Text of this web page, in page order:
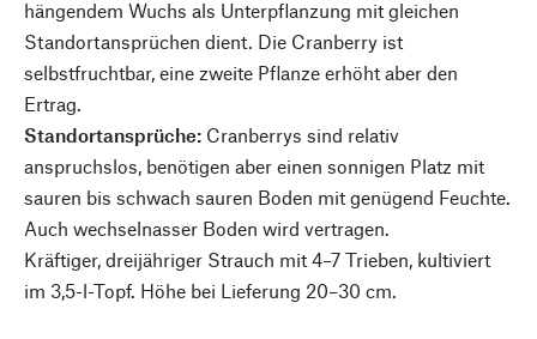
hängendem Wuchs als Unterpflanzung mit gleichen
Standortansprüchen dient. Die Cranberry ist
selbstfruchtbar, eine zweite Pflanze erhöht aber den
Ertrag.
Standortansprüche: Cranberrys sind relativ
anspruchslos, benötigen aber einen sonnigen Platz mit
sauren bis schwach sauren Boden mit genügend Feuchte.
Auch wechselnasser Boden wird vertragen.
Kräftiger, dreijähriger Strauch mit 4–7 Trieben, kultiviert
im 3,5-l-Topf. Höhe bei Lieferung 20–30 cm.